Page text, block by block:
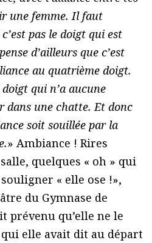
une femme. Il faut
pas le doigt qui est
d’ailleurs que c’est
au quatrième doigt.
qui n’a aucune
dans une chatte. Et donc
soit souillée par la
» Ambiance ! Rires
quelques « oh » qui
« elle ose !»,
du Gymnase de
prévenu qu’elle ne le
elle avait dit au départ